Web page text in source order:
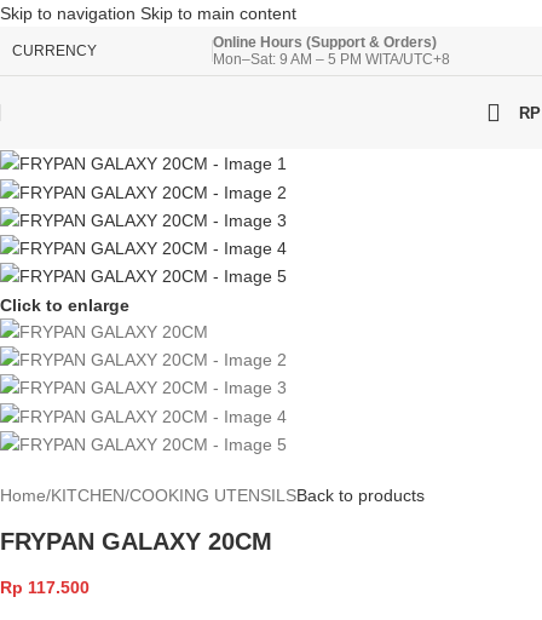
Skip to navigation Skip to main content
CURRENCY
Online Hours (Support & Orders)
Mon–Sat: 9 AM – 5 PM WITA/UTC+8
RP
Click to enlarge
Home/KITCHEN/COOKING UTENSILSBack to products
FRYPAN GALAXY 20CM
Rp 117.500